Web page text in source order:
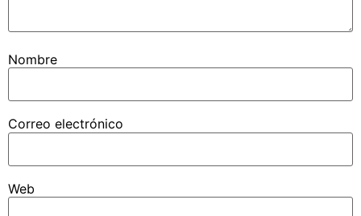
Nombre
Correo electrónico
Web